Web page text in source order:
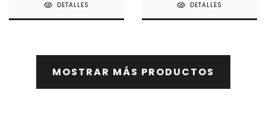
DETALLES DETALLES
MOSTRAR MÁS PRODUCTOS